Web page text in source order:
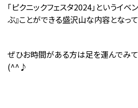
「ピクニックフェスタ2024」というイベ
ぶ』ことができる盛沢山な内容となって
ぜひお時間がある方は足を運んでみて
(^^♪